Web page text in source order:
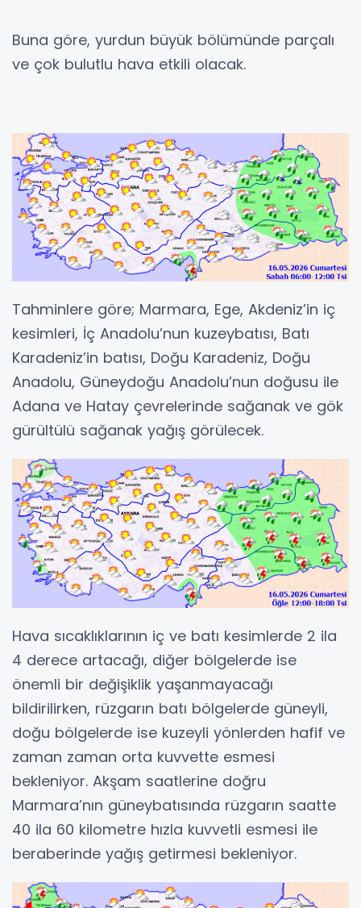
Buna göre, yurdun büyük bölümünde parçalı
ve çok bulutlu hava etkili olacak.
Tahminlere göre; Marmara, Ege, Akdeniz’in iç
kesimleri, İç Anadolu’nun kuzeybatısı, Batı
Karadeniz’in batısı, Doğu Karadeniz, Doğu
Anadolu, Güneydoğu Anadolu’nun doğusu ile
Adana ve Hatay çevrelerinde sağanak ve gök
gürültülü sağanak yağış görülecek.
Hava sıcaklıklarının iç ve batı kesimlerde 2 ila
4 derece artacağı, diğer bölgelerde ise
önemli bir değişiklik yaşanmayacağı
bildirilirken, rüzgarın batı bölgelerde güneyli,
doğu bölgelerde ise kuzeyli yönlerden hafif ve
zaman zaman orta kuvvette esmesi
bekleniyor. Akşam saatlerine doğru
Marmara’nın güneybatısında rüzgarın saatte
40 ila 60 kilometre hızla kuvvetli esmesi ile
beraberinde yağış getirmesi bekleniyor.